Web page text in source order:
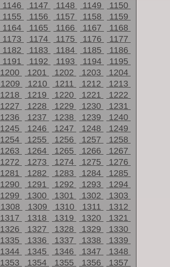
1146 1147 1148 1149
1150
1155 1156 1157 1158
1159
1164 1165 1166 1167
1168
1173 1174 1175 1176
1177
1182 1183 1184 1185
1186
1191 1192 1193 1194
1195
1200 1201 1202 1203
1204
1209 1210 1211 1212
1213
1218 1219 1220 1221
1222
1227 1228 1229 1230
1231
1236 1237 1238 1239
1240
1245 1246 1247 1248
1249
1254 1255 1256 1257
1258
1263 1264 1265 1266
1267
1272 1273 1274 1275
1276
1281 1282 1283 1284
1285
1290 1291 1292 1293
1294
1299 1300 1301 1302
1303
1308 1309 1310 1311
1312
1317 1318 1319 1320
1321
1326 1327 1328 1329
1330
1335 1336 1337 1338
1339
1344 1345 1346 1347
1348
1353 1354 1355 1356 1357